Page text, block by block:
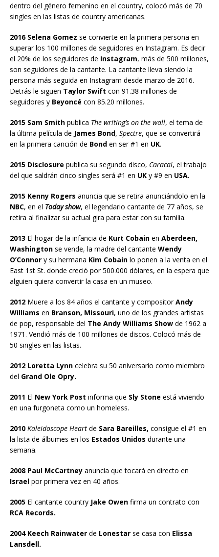
dentro del género femenino en el country, colocó más de 70
singles en las listas de country americanas.
2016 Selena Gomez se convierte en la primera persona en
superar los 100 millones de seguidores en Instagram. Es decir
el 20% de los seguidores de Instagram, más de 500 millones,
son seguidores de la cantante. La cantante lleva siendo la
persona más seguida en Instagram desde marzo de 2016.
Detrás le siguen Taylor Swift con 91.38 millones de
seguidores y Beyoncé con 85.20 millones.
2015 Sam Smith publica The writing’s on the wall, el tema de
la última película de James Bond, Spectre, que se convertirá
en la primera canción de Bond en ser #1 en UK.
2015 Disclosure publica su segundo disco, Caracal, el trabajo
del que saldrán cinco singles será #1 en UK y #9 en USA.
2015 Kenny Rogers anuncia que se retira anunciándolo en la
NBC, en el Today show, el legendario cantante de 77 años, se
retira al finalizar su actual gira para estar con su familia.
2013 El hogar de la infancia de Kurt Cobain en Aberdeen,
Washington se vende, la madre del cantante Wendy
O’Connor y su hermana Kim Cobain lo ponen a la venta en el
East 1st St. donde creció por 500.000 dólares, en la espera que
alguien quiera convertir la casa en un museo.
2012 Muere a los 84 años el cantante y compositorAndy
Williams en Branson, Missouri, uno de los grandes artistas
de pop, responsable del The Andy Williams Show de 1962 a
1971. Vendió más de 100 millones de discos. Colocó más de
50 singles en las listas.
2012 Loretta Lynn celebra su 50 aniversario como miembro
del Grand Ole Opry.
2011 El New York Post informa que Sly Stone está viviendo
en una furgoneta como un homeless.
2010 Kaleidoscope Heart de Sara Bareilles, consigue el #1 en
la lista de álbumes en los Estados Unidos durante una
semana.
2008 Paul McCartney anuncia que tocará en directo en
Israel por primera vez en 40 años.
2005 El cantante country Jake Owen firma un contrato con
RCA Records.
2004 Keech Rainwater de Lonestar se casa con Elissa
Lansdell.